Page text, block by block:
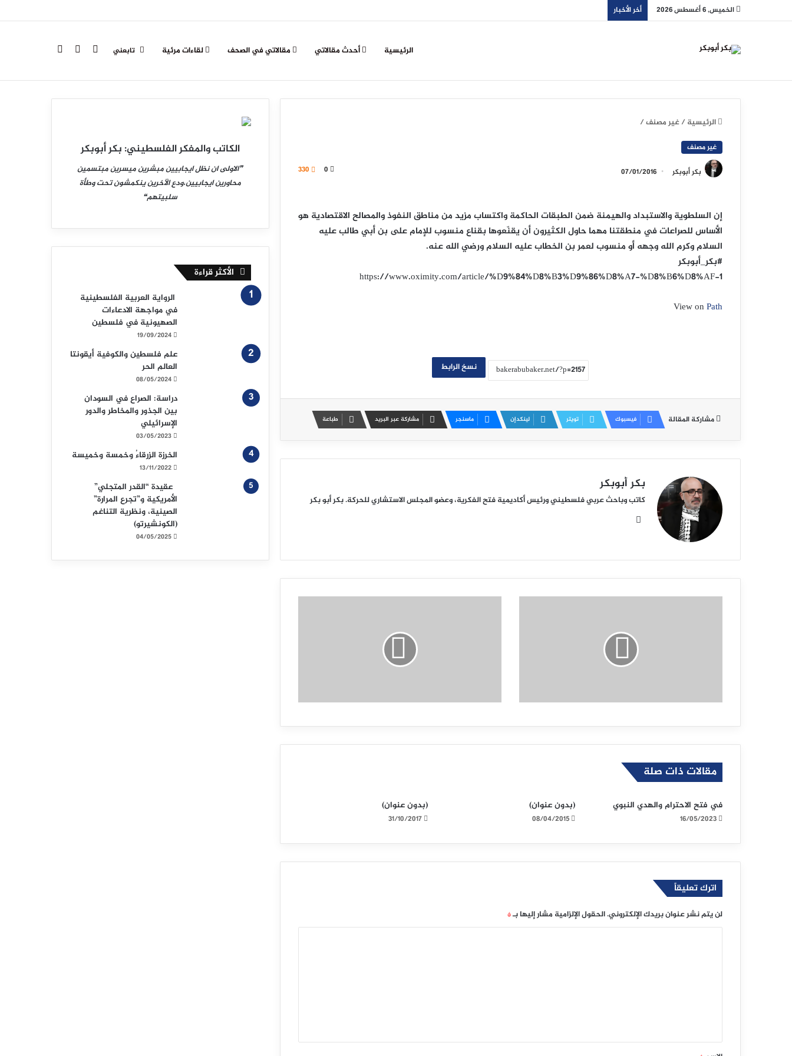
الخميس, 6 أغسطس 2026 أخر الأخبار
الرئيسية أحدث مقالاتي مقالاتي في الصحف لقاءات مرئية الوضع تسجيل تابعني
الرئيسية/غير مصنف/
غير مصنف
بكر أبوبكر 07/01/2016
0
330
إن السلطوية والاستبداد والهيمنة ضمن الطبقات الحاكمة واكتساب مزيد من مناطق النفوذ والمصالح الاقتصادية هو
الأساس للصراعات في منطقتنا مهما حاول الكثيرون أن يقنّعوها بقناع منسوب للإمام على بن أبي طالب عليه
السلام وكرم الله وجهه أو منسوب لعمر بن الخطاب عليه السلام ورضي الله عنه.
#بكر_أبوبكر
https://www.oximity.com/article/%D9%84%D8%B3%D9%86%D8%A7-%D8%B6%D8%AF-1
View on Path
نسخ الرابط
مشاركة المقالة فيسبوك تويتر لينكدإن ماسنجر مشاركة عبر البريد طباعة
بكر أبوبكر
كاتب وباحث عربي فلسطيني ورئيس أكاديمية فتح الفكرية، وعضو المجلس الاستشاري للحركة. بكر أبو بكر
ع
ا
ب
مقالات ذات صلة
في فتح الاحترام والهدي النبوي
16/05/2023
(بدون عنوان)
08/04/2015
(بدون عنوان)
31/10/2017
اترك تعليقاً
لن يتم نشر عنوان بريدك الإلكتروني.الحقول الإلزامية مشار إليها بـ*
ق
الكاتب والمفكر الفلسطيني: بكر أبوبكر
❞الاولى ان نظل ايجابيين مبشرين ميسرين مبتسمين
محاورين ايجابيين،ودع الآخرين ينكمشون تحت وطأة
سلبيتهم❝
الأكثر قراءة
الرواية العربية الفلسطينية
في مواجهة الادعاءات
الصهيونية في فلسطين
19/09/2024
علم فلسطين والكوفية أيقونتا
العالم الحر
08/05/2024
دراسة: الصراع في السودان
بين الجذور والمخاطر والدور
الإسرائيلي
03/05/2023
الخرزة الزرقاءُ وخمسة وخميسة
13/11/2022
عقيدة “القدر المتجلي”
الأمريكية و”تجرع المرارة”
الصينية، ونظرية التناغم
(الكونشيرتو)
04/05/2025